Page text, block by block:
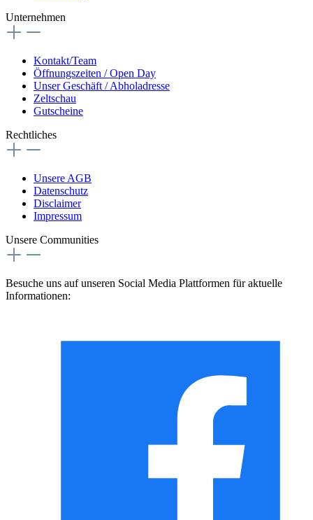
Unternehmen
Kontakt/Team
Öffnungszeiten / Open Day
Unser Geschäft / Abholadresse
Zeltschau
Gutscheine
Rechtliches
Unsere AGB
Datenschutz
Disclaimer
Impressum
Unsere Communities
Besuche uns auf unseren Social Media Plattformen für aktuelle
Informationen: